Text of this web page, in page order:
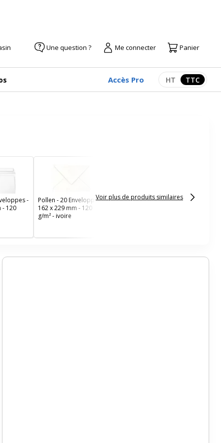
Une question ? Me connecter Panier
Accès Pro Afficher les
HT TTC
-
- 120
Pollen - 20 Enveloppes -
162 x 229 mm - 120
g/m² - ivoire
Voir plus de produits similaires